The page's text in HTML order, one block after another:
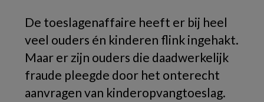
De toeslagenaffaire heeft er bij heel
veel ouders én kinderen flink ingehakt.
Maar er zijn ouders die daadwerkelijk
fraude pleegde door het onterecht
aanvragen van kinderopvangtoeslag.